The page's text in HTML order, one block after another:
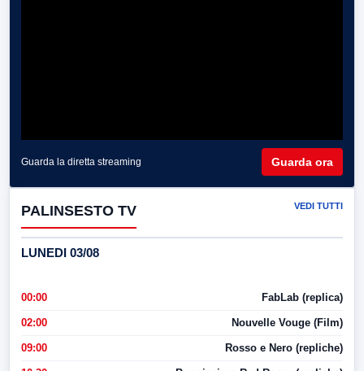
Guarda la diretta streaming Guarda ora
PALINSESTO TV VEDI TUTTI
LUNEDI 03/08
00:00 FabLab (replica)
02:00 Nouvelle Vouge (Film)
09:00 Rosso e Nero (repliche)